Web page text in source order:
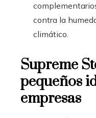
contra la
climático.
Supreme
pequeños
empresas